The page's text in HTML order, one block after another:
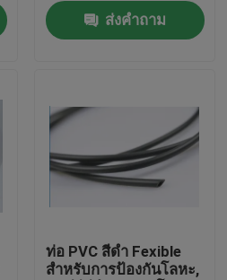
ส่งคำถาม
ท่อ PVC สีดำ Fexible
สำหรับการป้องกันโลหะ,